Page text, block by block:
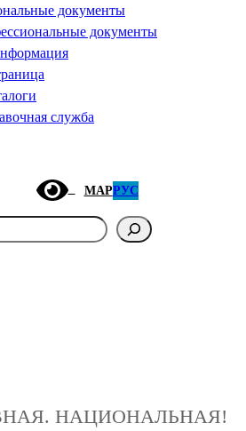
документы
документы
служба
МАРРУС
НАЦИОНАЛЬНАЯ!